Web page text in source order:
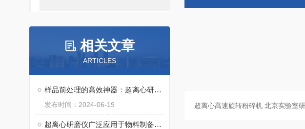
相关文章
ARTICLES
样品前处理的高效神器：超离心研磨仪
发布时间：2024-06-19
超离心研磨仪广泛应用于物料制备、纳米材料制备等领域